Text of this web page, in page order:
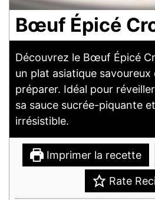
Bœuf Épicé
Découvrez le Bœuf Épicé
un plat asiatique savoureux
préparer. Idéal pour
sa sauce sucrée-piquante
irrésistible.
Imprimer la recette
Rate